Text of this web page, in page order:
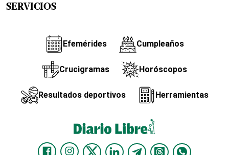
SERVICIOS
Efemérides Cumpleaños
Crucigramas Horóscopos
Resultados deportivos Herramientas